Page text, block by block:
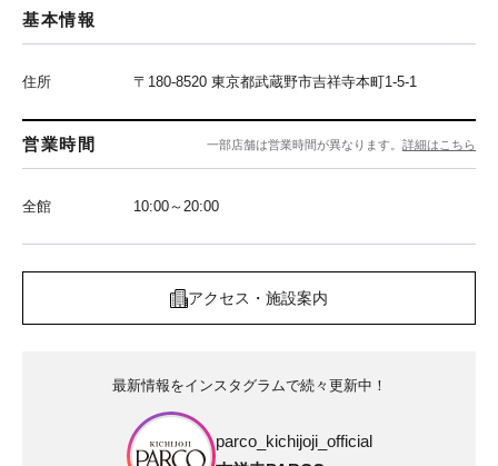
基本情報
住所 〒180-8520 東京都武蔵野市吉祥寺本町1-5-1
営業時間 一部店舗は営業時間が異なります。 詳細はこちら
全館 10:00～20:00
アクセス・施設案内
最新情報をインスタグラムで続々更新中！
parco_kichijoji_official